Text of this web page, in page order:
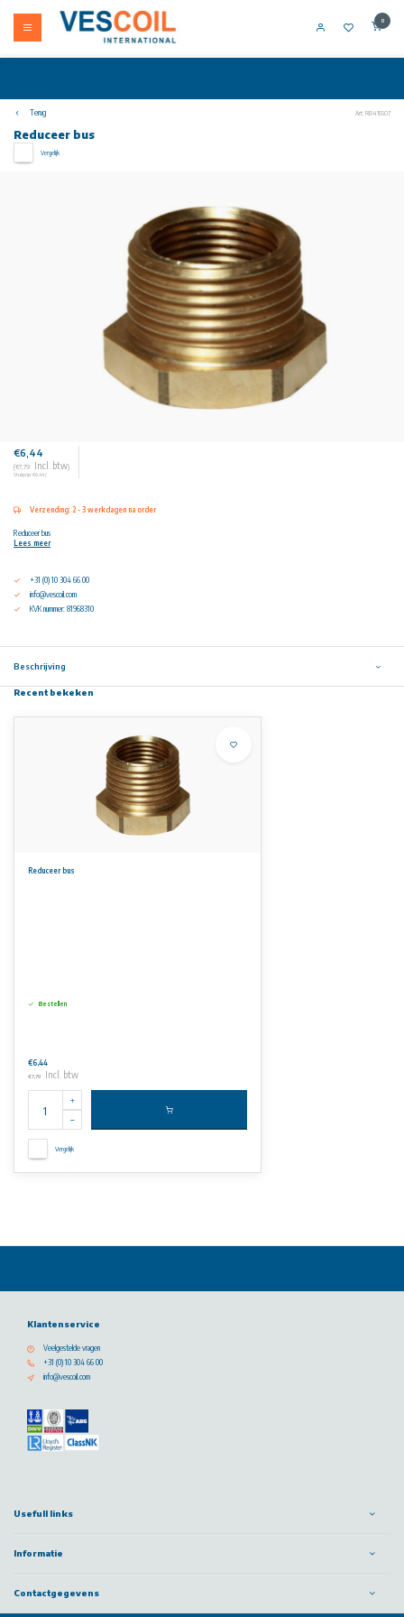
0
Terug Art: RB415507
Reduceer bus
Vergelijk
€6,44
(€7,79 Incl. btw)
Stukprijs: €6,44 /
Verzending: 2 - 3 werkdagen na order
Reduceer bus
Lees meer
+31 (0) 10 304 66 00
info@vescoil.com
KVK nummer: 81968310
Beschrijving
Recent bekeken
Reduceer bus
Bestellen
€6,44
€7,79 Incl. btw
Vergelijk
Klantenservice
Veelgestelde vragen
+31 (0) 10 304 66 00
info@vescoil.com
Usefull links
Informatie
Contactgegevens